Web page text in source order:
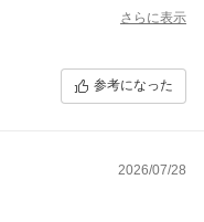
さらに表示
参考になった
2026/07/28